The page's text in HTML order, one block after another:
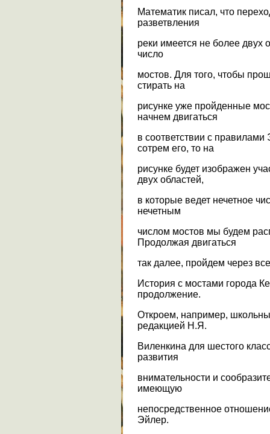
Математик писал, что
разветвления
реки имеется не более двух
число
мостов. Для того, чтобы
стирать на
рисунке уже пройденные
начнем двигаться
в соответствии с
сотрем его, то на
рисунке будет изображен
двух областей,
в которые ведет нечетное
нечетным
числом мостов мы будем
Продолжая двигаться
так далее, пройдем через
История с мостами города
продолжение.
Откроем, например,
редакцией Н.Я.
Виленкина для шестого
развития
внимательности и
имеющую
непосредственное
Эйлер.